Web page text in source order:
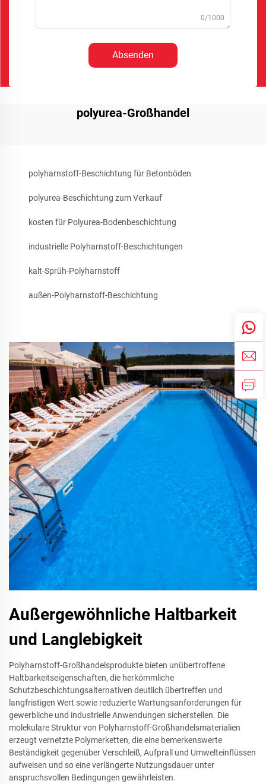
0/1000
Absenden
polyurea-Großhandel
polyharnstoff-Beschichtung für Betonböden
polyurea-Beschichtung zum Verkauf
kosten für Polyurea-Bodenbeschichtung
industrielle Polyharnstoff-Beschichtungen
kalt-Sprüh-Polyharnstoff
außen-Polyharnstoff-Beschichtung
Außergewöhnliche Haltbarkeit
und Langlebigkeit
Polyharnstoff-Großhandelsprodukte bieten unübertroffene
Haltbarkeitseigenschaften, die herkömmliche
Schutzbeschichtungsalternativen deutlich übertreffen und
langfristigen Wert sowie reduzierte Wartungsanforderungen für
gewerbliche und industrielle Anwendungen sicherstellen. Die
molekulare Struktur von Polyharnstoff-Großhandelsmaterialien
erzeugt vernetzte Polymerketten, die eine bemerkenswerte
Beständigkeit gegenüber Verschleiß, Aufprall und Umwelteinflüssen
aufweisen und so eine verlängerte Nutzungsdauer unter
anspruchsvollen Bedingungen gewährleisten.